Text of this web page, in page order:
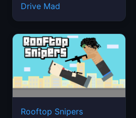
Drive Mad
Rooftop Snipers